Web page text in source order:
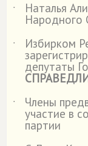
˙
Наталья
Народного
˙
Избирком
депутаты
˙
Члены
участие в
партии